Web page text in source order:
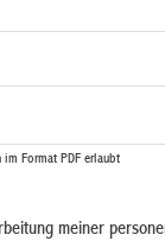
im Format PDF erlaubt
meiner